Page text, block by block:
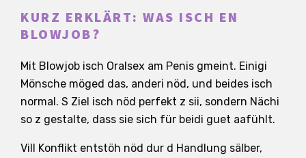
KURZ ERKLÄRT: WAS ISCH EN
BLOWJOB?
Mit Blowjob isch Oralsex am Penis gmeint. Einigi
Mönsche möged das, anderi nöd, und beides isch
normal. S Ziel isch nöd perfekt z sii, sondern Nächi
so z gestalte, dass sie sich für beidi guet aafühlt.
Vill Konflikt entstöh nöd dur d Handlung sälber,